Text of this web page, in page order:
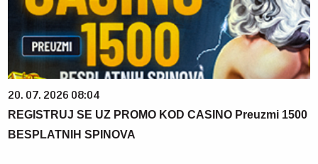
20. 07. 2026 08:04
REGISTRUJ SE UZ PROMO KOD CASINO Preuzmi 1500
BESPLATNIH SPINOVA